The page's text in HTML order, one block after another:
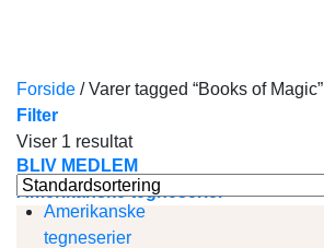
BLIV MEDLEM
Amerikanske tegneserier
Forside /Varer tagged “Books of Magic”
Filter
Viser 1 resultat
Amerikanske
tegneserier